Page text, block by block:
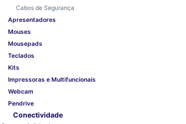
Cabos de Segurança
Apresentadores
Mouses
Mousepads
Teclados
Kits
Impressoras e Multifuncionais
Webcam
Pendrive
Conectividade